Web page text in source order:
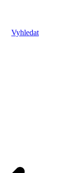
Vyhledat